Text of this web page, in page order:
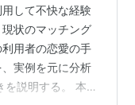
して不快な経験
状のマッチング
用者の恋愛の手
実例を元に分析
を説明する。 本記